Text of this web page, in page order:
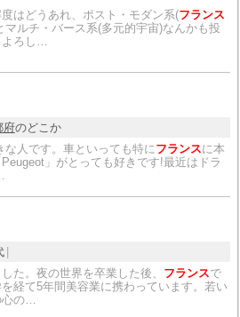
はどうあれ、ポスト・モダン系(フランス
マルチ・バース系(多元的宇宙)なんかも投
ろし…
府のどこか
な人です。車といっても特に フランスに本
」がとっても好きです!最近はドラ
た。夜の世界を卒業した後、 フランスで
経て5年間美容業に携わっています。若い
の…